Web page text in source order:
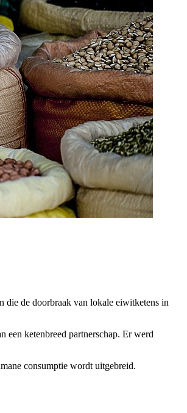
die de doorbraak van lokale eiwitketens in
een ketenbreed partnerschap. Er werd
consumptie wordt uitgebreid.